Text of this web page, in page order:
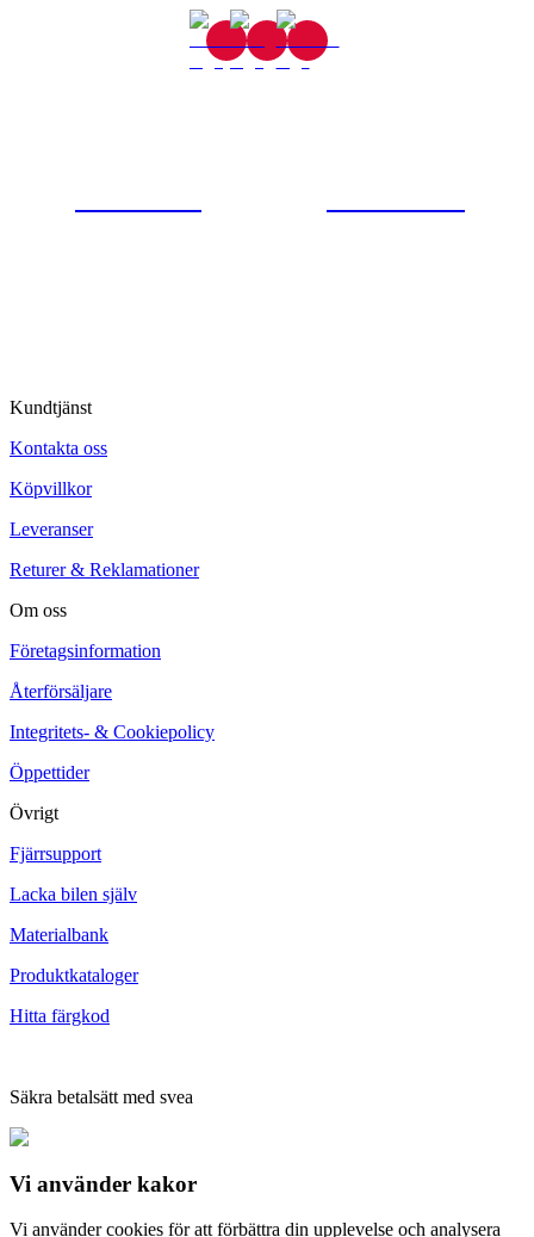
Kundtjänst
Kontakta oss
Köpvillkor
Leveranser
Returer & Reklamationer
Om oss
Företagsinformation
Återförsäljare
Integritets- & Cookiepolicy
Öppettider
Övrigt
Fjärrsupport
Lacka bilen själv
Materialbank
Produktkataloger
Hitta färgkod
Säkra betalsätt med svea
Vi använder kakor
Vi använder cookies för att förbättra din upplevelse och analysera